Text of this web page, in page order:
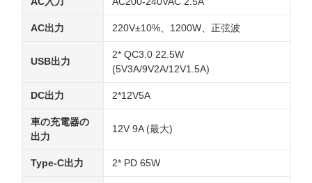
AC出力 220V±10%、1200W、正弦波
USB出力
2* QC3.0 22.5W
(5V3A/9V2A/12V1.5A)
DC出力 2*12V5A
車の充電器の
出力
12V 9A (最大)
Type-C出力 2* PD 65W